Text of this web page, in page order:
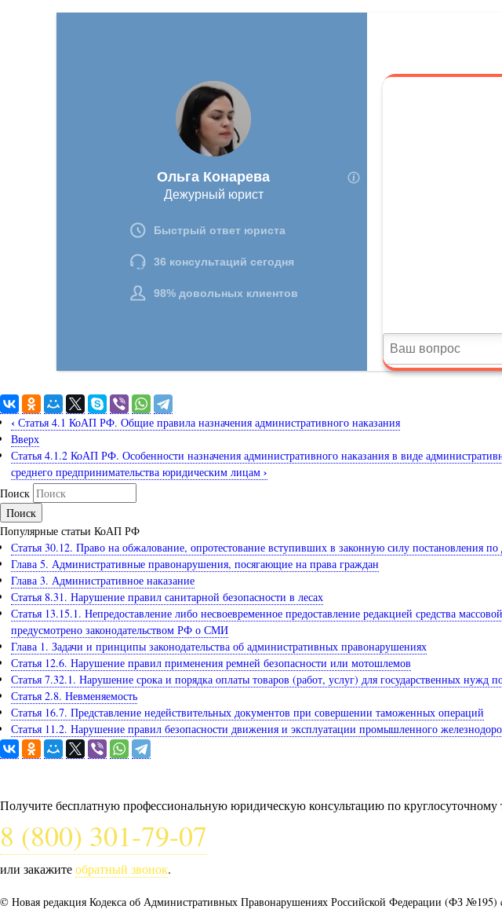
‹ Статья 4.1 КоАП РФ. Общие правила назначения административного наказания
Вверх
Статья 4.1.2 КоАП РФ. Особенности назначения административного наказания в виде
среднего предпринимательства юридическим лицам ›
Поиск
Популярные статьи КоАП РФ
Статья 30.12. Право на обжалование, опротестование вступивших в законную силу постановления
Глава 5. Административные правонарушения, посягающие на права граждан
Глава 3. Административное наказание
Статья 8.31. Нарушение правил санитарной безопасности в лесах
Статья 13.15.1. Непредоставление либо несвоевременное предоставление редакцией средства
предусмотрено законодательством РФ о СМИ
Глава 1. Задачи и принципы законодательства об административных правонарушениях
Статья 12.6. Нарушение правил применения ремней безопасности или мотошлемов
Статья 7.32.1. Нарушение срока и порядка оплаты товаров (работ, услуг) для государственных нужд
Статья 2.8. Невменяемость
Статья 16.7. Представление недействительных документов при совершении таможенных операций
Статья 11.2. Нарушение правил безопасности движения и эксплуатации промышленного
Получите бесплатную профессиональную юридическую консультацию по круглосуточному
8 (800) 301-79-07
или закажитеобратный звонок.
© Новая редакция Кодекса об Административных Правонарушениях Российской Федерации (ФЗ